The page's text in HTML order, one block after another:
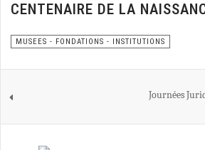
CENTENAIRE DE LA
MUSEES - FONDATIONS - INSTITUTIONS
Journées